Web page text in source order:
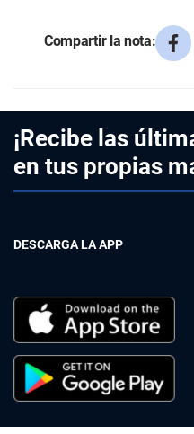
Compartir la nota:
¡Recibe las
en tus propias
DESCARGA LA APP